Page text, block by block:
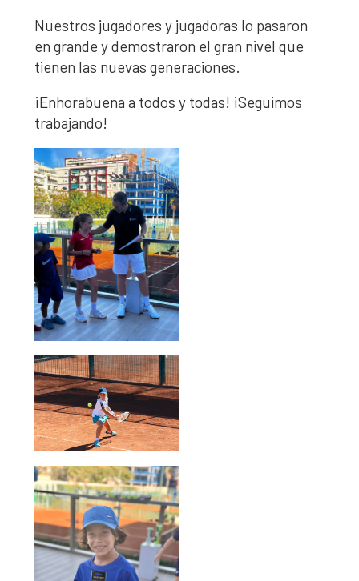
Nuestros jugadores y jugadoras lo pasaron
en grande y demostraron el gran nivel que
tienen las nuevas generaciones.
¡Enhorabuena a todos y todas! ¡Seguimos
trabajando!